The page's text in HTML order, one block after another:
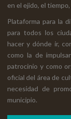
en el ejido, el
Plataforma para la
para todos los
hacer y dónde ir,
como la de
patrocinio y como
oficial del área de
necesidad de
municipio.